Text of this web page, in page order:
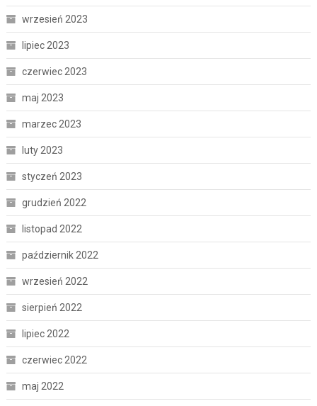
wrzesień 2023
lipiec 2023
czerwiec 2023
maj 2023
marzec 2023
luty 2023
styczeń 2023
grudzień 2022
listopad 2022
październik 2022
wrzesień 2022
sierpień 2022
lipiec 2022
czerwiec 2022
maj 2022